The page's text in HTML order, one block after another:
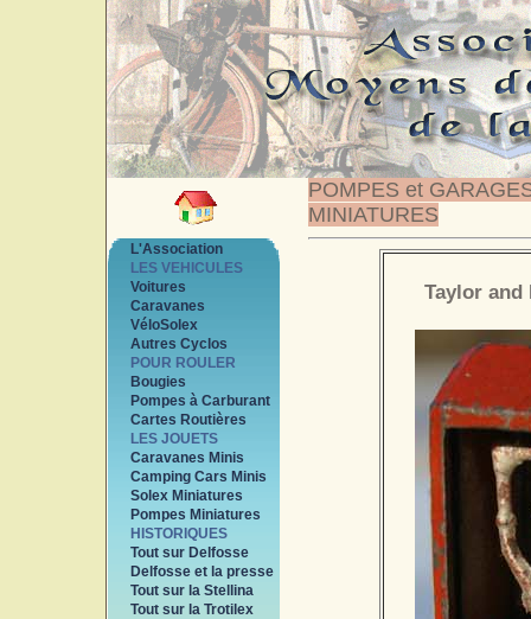
POMPES et
MINIATURES
L'Association
LES VEHICULES
Voitures
Caravanes
VéloSolex
Autres Cyclos
POUR ROULER
Bougies
Pompes à Carburant
Cartes Routières
LES JOUETS
Caravanes Minis
Camping Cars Minis
Solex Miniatures
Pompes Miniatures
HISTORIQUES
Tout sur Delfosse
Delfosse et la presse
Tout sur la Stellina
Tout sur la Trotilex
Taylor and